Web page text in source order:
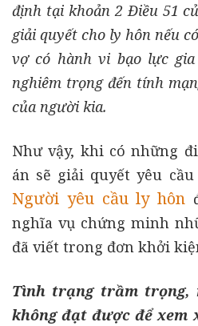
định tại khoản 2 Điều 51
giải quyết cho ly hôn nếu
vợ có hành vi bạo lực
nghiêm trọng đến tính
của người kia.
Như vậy, khi có những
án sẽ giải quyết yêu
Người yêu cầu ly hôn
nghĩa vụ chứng minh
đã viết trong đơn khởi
Tình trạng trầm trọng,
không đạt được để xem